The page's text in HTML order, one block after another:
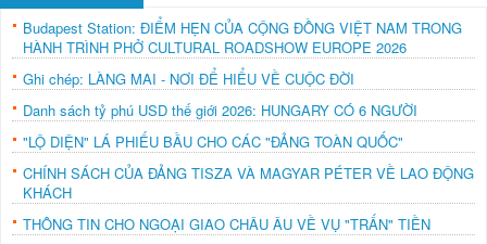
Budapest Station: ĐIỂM HẸN CỦA CỘNG ĐỒNG VIỆT NAM TRONG
HÀNH TRÌNH PHỞ CULTURAL ROADSHOW EUROPE 2026
Ghi chép: LÀNG MAI - NƠI ĐỂ HIỂU VỀ CUỘC ĐỜI
Danh sách tỷ phú USD thế giới 2026: HUNGARY CÓ 6 NGƯỜI
"LỘ DIỆN" LÁ PHIẾU BẦU CHO CÁC "ĐẢNG TOÀN QUỐC"
CHÍNH SÁCH CỦA ĐẢNG TISZA VÀ MAGYAR PÉTER VỀ LAO ĐỘNG
KHÁCH
THÔNG TIN CHO NGOẠI GIAO CHÂU ÂU VỀ VỤ "TRẤN" TIỀN